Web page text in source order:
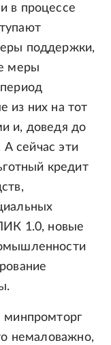
в процессе
поддержки,
меры
из них на тот
и, доведя до
А сейчас эти
кредит
1.0, новые
минпромторг
немаловажно,